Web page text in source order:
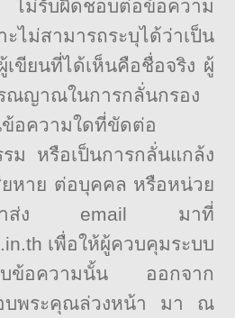
ไม่รับผิดชอบต่อข้อความ
ม่สามารถระบุได้ว่าเป็น
ขียนที่ได้เห็นคือชื่อจริง ผู้
ณญาณในการกลั่นกรอง
อความใดที่ขัดต่อ
ม หรือเป็นการกลั่นแกล้ง
ยหาย ต่อบุคคล หรือหน่วย
าส่ง email มาที่
เพื่อให้ผู้ควบคุมระบบ
บข้อความนั้น ออกจาก
บพระคุณล่วงหน้า มา ณ